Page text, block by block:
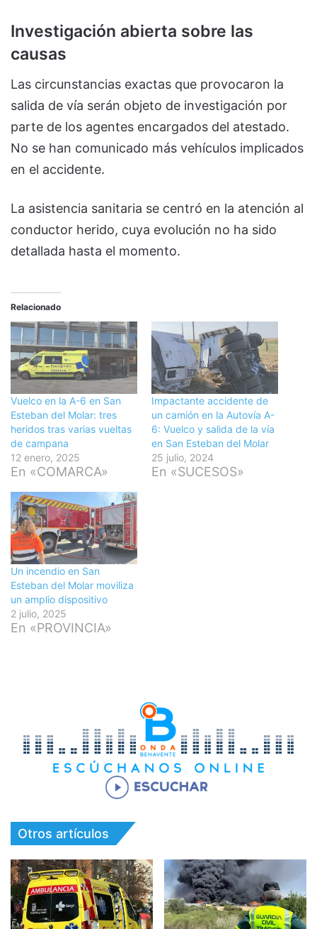
Investigación abierta sobre las
causas
Las circunstancias exactas que provocaron la
salida de vía serán objeto de investigación por
parte de los agentes encargados del atestado.
No se han comunicado más vehículos implicados
en el accidente.
La asistencia sanitaria se centró en la atención al
conductor herido, cuya evolución no ha sido
detallada hasta el momento.
Relacionado
Vuelco en la A-6 en San
Esteban del Molar: tres
heridos tras varias vueltas
de campana
12 enero, 2025
En «COMARCA»
Impactante accidente de
un camión en la Autovía A-
6: Vuelco y salida de la vía
en San Esteban del Molar
25 julio, 2024
En «SUCESOS»
Un incendio en San
Esteban del Molar moviliza
un amplio dispositivo
2 julio, 2025
En «PROVINCIA»
Otros artículos